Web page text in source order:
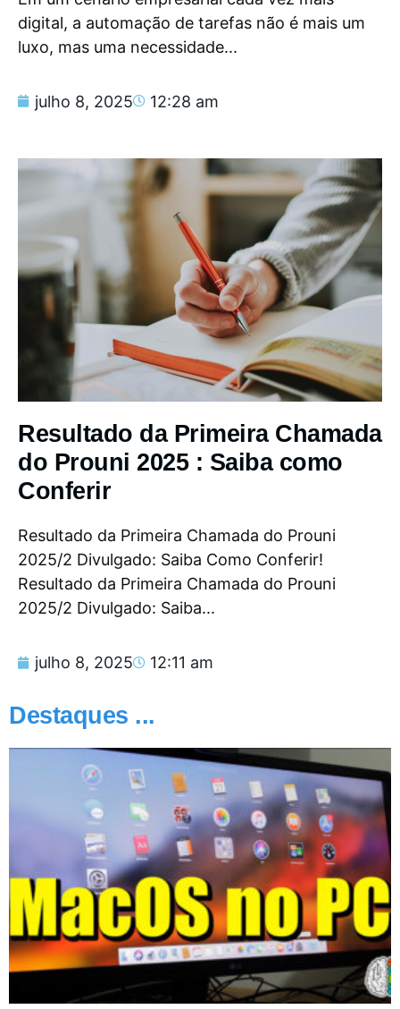
digital, a automação de tarefas não é mais um
luxo, mas uma necessidade...
julho 8, 2025 12:28 am
Resultado da Primeira Chamada
do Prouni 2025 : Saiba como
Conferir
Resultado da Primeira Chamada do Prouni
2025/2 Divulgado: Saiba Como Conferir!
Resultado da Primeira Chamada do Prouni
2025/2 Divulgado: Saiba...
julho 8, 2025 12:11 am
Destaques ...